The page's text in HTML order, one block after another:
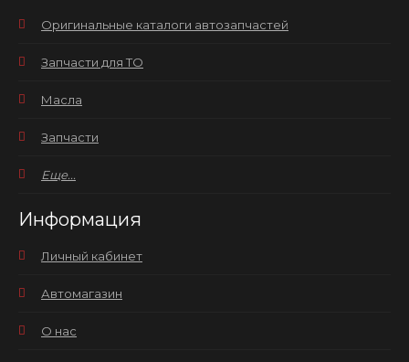
Оригинальные каталоги автозапчастей
Запчасти для ТО
Масла
Запчасти
Еще...
Информация
Личный кабинет
Автомагазин
О нас